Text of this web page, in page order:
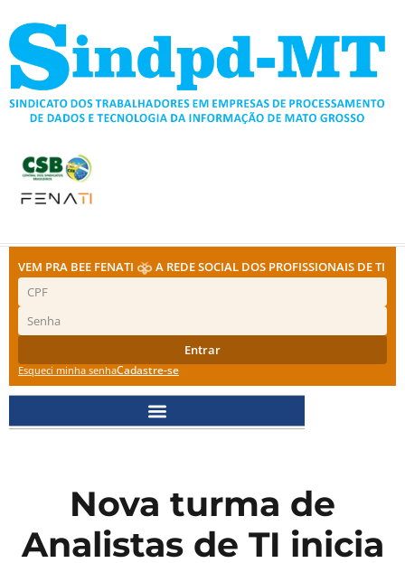
para
conteúdo
VEM PRA BEE FENATI A REDE SOCIAL DOS PROFISSIONAIS DE TI
Entrar
Esqueci minha senhaCadastre-se
Nova turma de
Analistas de TI inicia